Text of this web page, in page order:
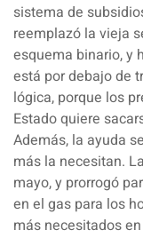
sistema de
reemplazó la vieja
esquema binario, y
está por debajo de
lógica, porque los
Estado quiere
Además, la ayuda
más la necesitan.
mayo, y prorrogó
en el gas para los
más necesitados